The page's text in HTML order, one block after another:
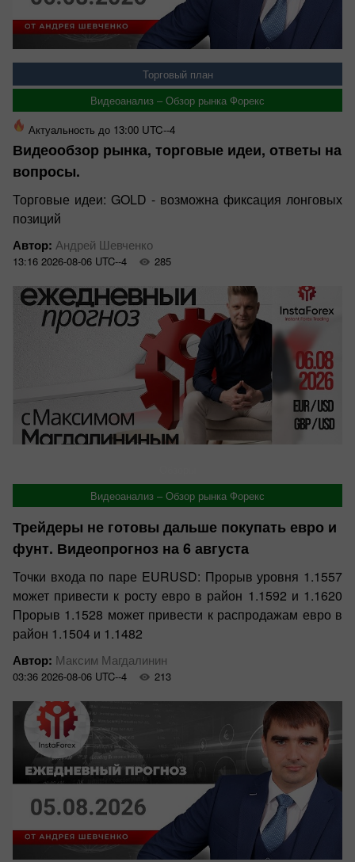
Торговый план
Видеоанализ – Обзор рынка Форекс
Актуальность до 13:00 UTC--4
Видеообзор рынка, торговые идеи, ответы на
вопросы.
Торговые идеи: GOLD - возможна фиксация лонговых
позиций
Автор: Андрей Шевченко
13:16 2026-08-06 UTC--4 285
Видеоанализ – Обзор рынка Форекс
Трейдеры не готовы дальше покупать евро и
фунт. Видеопрогноз на 6 августа
Точки входа по паре EURUSD: Прорыв уровня 1.1557
может привести к росту евро в район 1.1592 и 1.1620
Прорыв 1.1528 может привести к распродажам евро в
район 1.1504 и 1.1482
Автор: Максим Магдалинин
03:36 2026-08-06 UTC--4 213